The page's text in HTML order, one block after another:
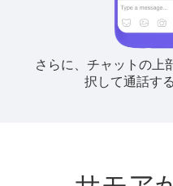
さらに、チャットの上
択して通話す